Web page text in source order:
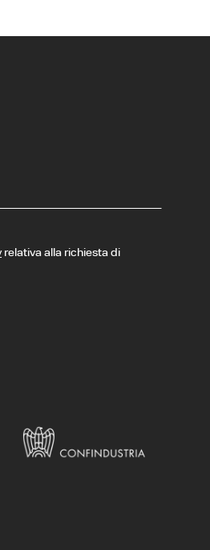
relativa alla richiesta di